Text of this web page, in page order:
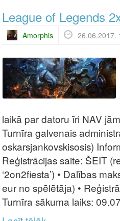
League of Legends
Amorphis 26.06.2017.
laikā par datoru īri NAV
Turnīra galvenais
oskarsjankovskisosis)
Reģistrācijas saite: ŠEIT
‘2on2fiesta’) • Dalības
eur no spēlētāja) •
Turnīra sākuma laiks: